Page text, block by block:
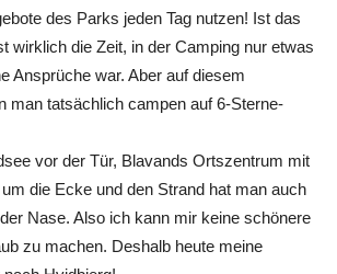
des Parks jeden Tag nutzen! Ist das
wirklich die Zeit, in der Camping nur etwas
Ansprüche war. Aber auf diesem
man tatsächlich campen auf 6-Sterne-
vor der Tür, Blavands Ortszentrum mit
die Ecke und den Strand hat man auch
Nase. Also ich kann mir keine schönere
zu machen. Deshalb heute meine